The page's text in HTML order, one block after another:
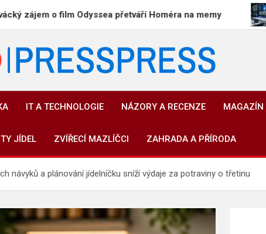
o film Odyssea přetváří Homéra na memy Čína
IT A TECHNOLOGIE NÁZORY A RECENZE MAGAZÍN
JÍDEL ZVÍŘECÍ MAZLÍČCI ZAHRADA A PŘÍRODA
návyků a plánování jídelníčku sníží výdaje za potraviny o třetinu